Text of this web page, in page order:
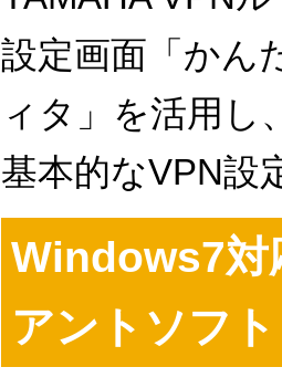
設定画面「かん
ィタ」を活用し
基本的なVPN設
Windows7対
アントソフト